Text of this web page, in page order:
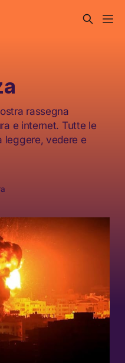
rassegna
e internet. Tutte le
leggere, vedere e